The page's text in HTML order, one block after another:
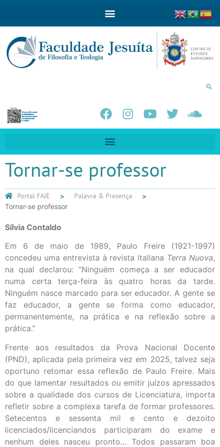
Tornar-se professor
Portal FAJE Palavra & Presença
Tornar-se professor
Sílvia Contaldo
Em 6 de maio de 1989, Paulo Freire (1921-1997)
concedeu uma entrevista à revista italiana Terra Nuova,
na qual declarou: “Ninguém começa a ser educador
numa certa terça-feira às quatro horas da tarde.
Ninguém nasce marcado para ser educador. A gente se
faz educador, a gente se forma como educador,
permanentemente, na prática e na reflexão sobre a
prática.”
Frente aos resultados da Prova Nacional Docente
(PND), aplicada pela primeira vez em 2025, talvez seja
oportuno retomar essa reflexão de Paulo Freire. Mais
do que lamentar resultados ou emitir juízos apressados
sobre a qualidade dos cursos de Licenciatura, importa
refletir sobre a complexa tarefa de formar professores.
Setecentos e sessenta mil e cento e dezoito
licenciados/licenciandos participaram do exame e
nenhum deles nasceu pronto… Todos passaram boa